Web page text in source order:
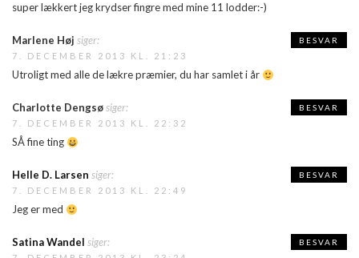
super lækkert jeg krydser fingre med mine 11 lodder:-)
Marlene Høj siger:
7. DECEMBER 2013 KL. 21:23
Utroligt med alle de lækre præmier, du har samlet i år
BESVAR
Charlotte Dengsøsiger:
7. DECEMBER 2013 KL. 22:32
SÅ fine ting
BESVAR
Helle D. Larsen siger:
7. DECEMBER 2013 KL. 22:49
Jeg er med
BESVAR
Satina Wandel siger: BESVAR